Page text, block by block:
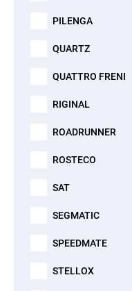
PILENGA
QUARTZ
QUATTRO FRENI
RIGINAL
ROADRUNNER
ROSTECO
SAT
SEGMATIC
SPEEDMATE
STELLOX